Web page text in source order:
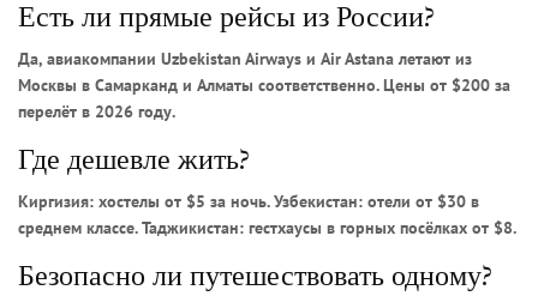
Есть ли прямые рейсы из России?
Да, авиакомпании Uzbekistan Airways и Air Astana летают из
Москвы в Самарканд и Алматы соответственно. Цены от $200 за
перелёт в 2026 году.
Где дешевле жить?
Киргизия: хостелы от $5 за ночь. Узбекистан: отели от $30 в
среднем классе. Таджикистан: гестхаусы в горных посёлках от $8.
Безопасно ли путешествовать одному?